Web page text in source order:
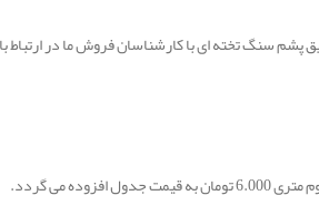
پشم سنگ تخته ای با کارشناسان فروش ما در ارتباط
می گردد.